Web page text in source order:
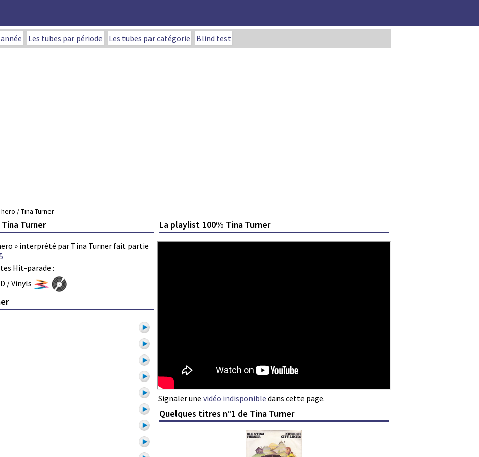
Les tubes par période Les tubes par catégorie Blind test
/ Tina Turner
Turner
» interprété par Tina Turner fait partie
Hit-parade :
La playlist 100% Tina Turner
Signaler une vidéo indisponible dans cette page.
/ Vinyls
Quelques titres n°1 de Tina Turner